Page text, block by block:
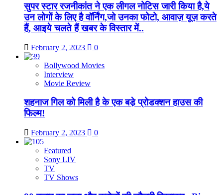
सुपर स्टार रजनीकांत ने एक लीगल नोटिस जारी किया है,ये
उन लोगों के लिए है वॉर्निंग,जो उनका फोटो, आवाज़ यूज़ करते
हैं, आइये चलते हैं खबर के विस्तार में..
February 2, 2023 0
Bollywood Movies
Interview
Movie Review
शहनाज गिल को मिली है के एक बडे़ प्रोडक्शन हाउस की
फिल्म!
February 2, 2023 0
Featured
Sony LIV
TV
TV Shows